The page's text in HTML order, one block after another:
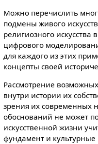
Можно перечислить
подмены живого
религиозного искусства
цифрового
для каждого из этих
концепты своей
Рассмотрение
внутри истории их
зрения их современных
обоснований не может
искусственной жизни
фундамент и культурные